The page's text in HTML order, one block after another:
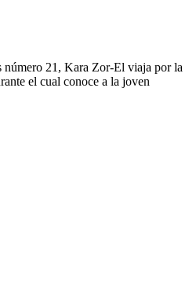
número 21, Kara Zor-El viaja por la
el cual conoce a la joven